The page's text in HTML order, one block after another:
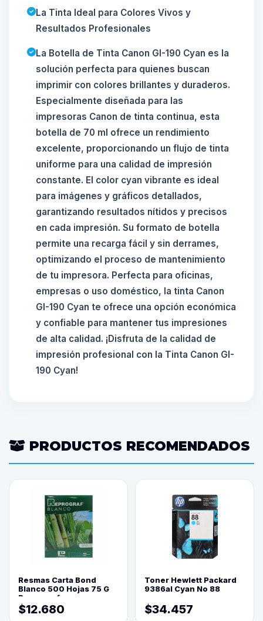
La Tinta Ideal para Colores Vivos y
Resultados Profesionales
La Botella de Tinta Canon GI-190 Cyan es la
solución perfecta para quienes buscan
imprimir con colores brillantes y duraderos.
Especialmente diseñada para las
impresoras Canon de tinta continua, esta
botella de 70 ml ofrece un rendimiento
excelente, proporcionando un flujo de tinta
uniforme para una calidad de impresión
constante. El color cyan vibrante es ideal
para imágenes y gráficos detallados,
garantizando resultados nítidos y precisos
en cada impresión. Su formato de botella
permite una recarga fácil y sin derrames,
optimizando el proceso de mantenimiento
de tu impresora. Perfecta para oficinas,
empresas o uso doméstico, la tinta Canon
GI-190 Cyan te ofrece una opción económica
y confiable para mantener tus impresiones
de alta calidad. ¡Disfruta de la calidad de
impresión profesional con la Tinta Canon GI-
190 Cyan!
PRODUCTOS RECOMENDADOS
Resmas Carta Bond
Blanco 500 Hojas 75 G
Reprograf.
$12.680
Toner Hewlett Packard
9386al Cyan No 88
$34.457